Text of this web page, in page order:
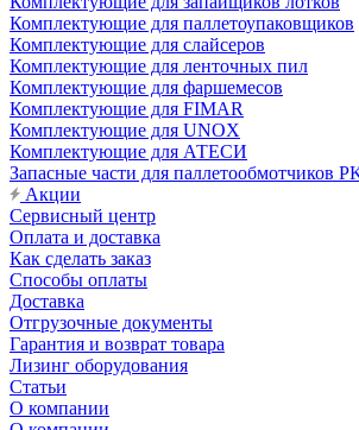
Комплектующие для паллетоупаковщиков
Комплектующие для слайсеров
Комплектующие для ленточных пил
Комплектующие для фаршемесов
Комплектующие для FIMAR
Комплектующие для UNOX
Комплектующие для АТЕСИ
Запасные части для паллетообмотчиков
Акции
Сервисный центр
Оплата и доставка
Как сделать заказ
Способы оплаты
Доставка
Отгрузочные документы
Гарантия и возврат товара
Лизинг оборудования
Статьи
О компании